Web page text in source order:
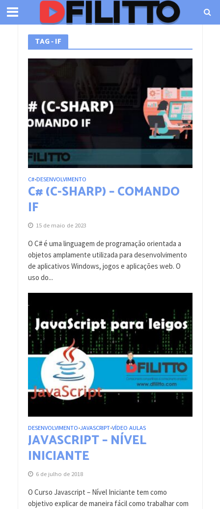
TAG - IF
C#•DESENVOLVIMENTO
C# (C-SHARP) – COMANDO
IF
15 de maio de 2023
O C# é uma linguagem de programação orientada a
objetos amplamente utilizada para desenvolvimento
de aplicativos Windows, jogos e aplicações web. O
uso do...
DESENVOLVIMENTO•JAVASCRIPT•VÍDEO AULAS
JAVASCRIPT – NÍVEL
INICIANTE
6 de julho de 2018
O Curso Javascript – Nível Iniciante tem como
objetivo explicar de maneira fácil como trabalhar com